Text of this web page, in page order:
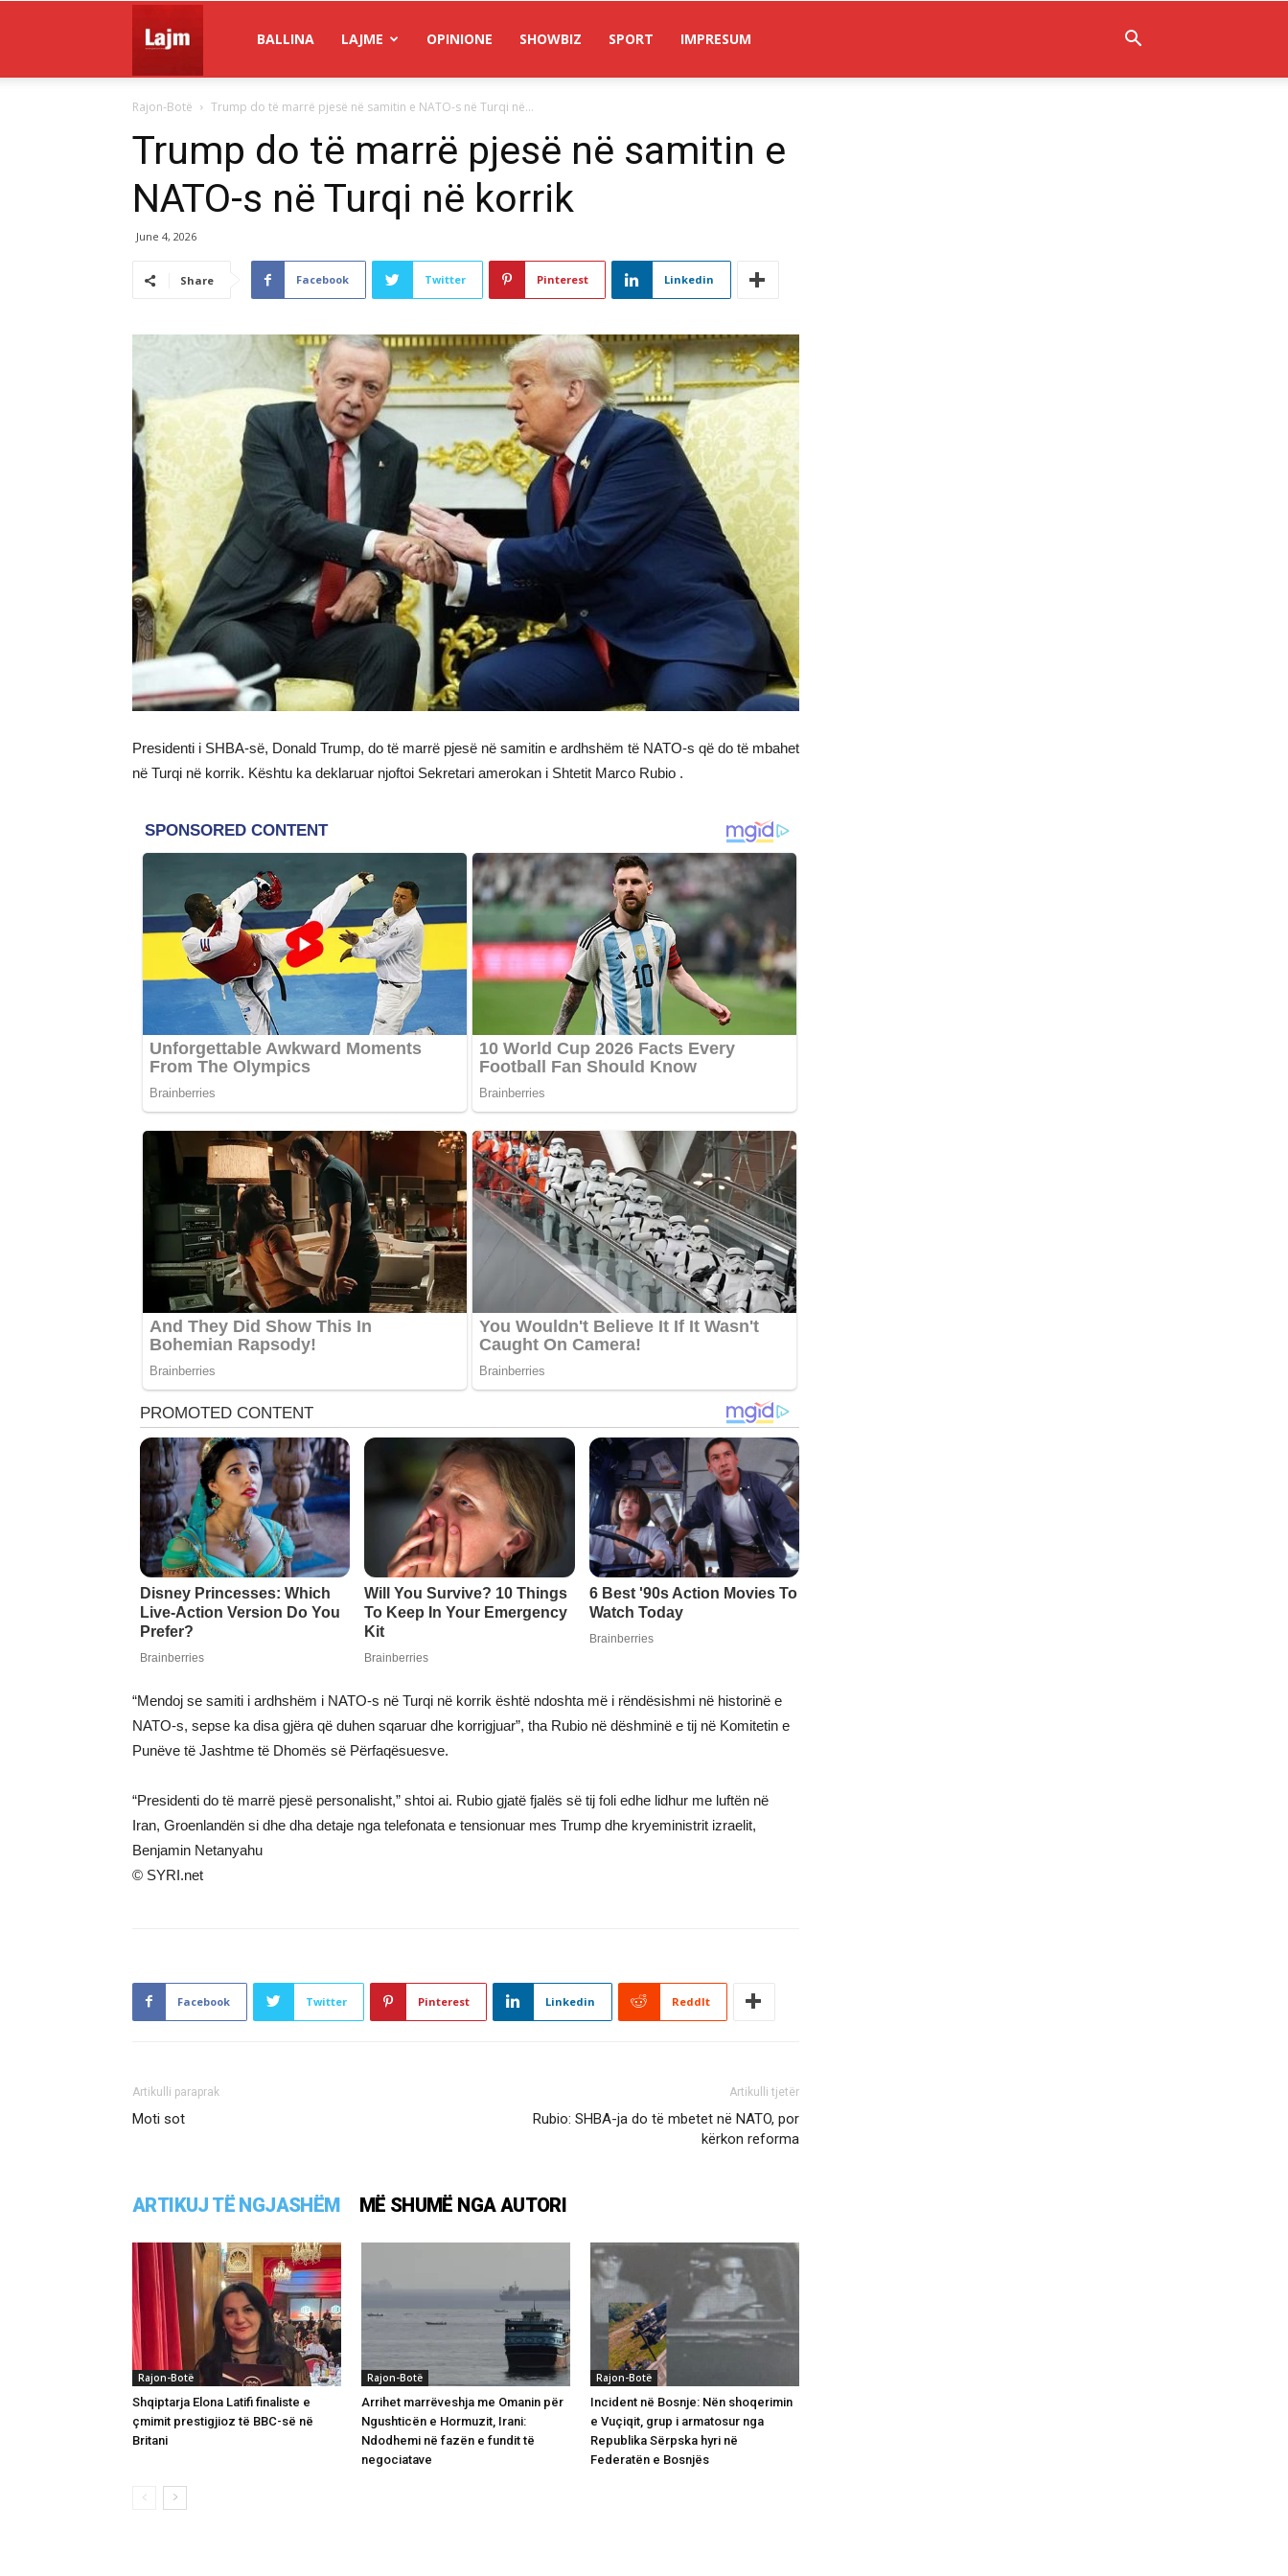
Lajm
BALLINA LAJME OPINIONE SHOWBIZ SPORT IMPRESUM
Rajon-Botë Trump do të marrë pjesë në samitin e NATO-s në Turqi në...
Trump do të marrë pjesë në samitin e
NATO-s në Turqi në korrik
June 4, 2026
Share Facebook Twitter Pinterest Linkedin
Presidenti i SHBA-së, Donald Trump, do të marrë pjesë në samitin e ardhshëm të NATO-s që do të mbahet
në Turqi në korrik. Kështu ka deklaruar njoftoi Sekretari amerokan i Shtetit Marco Rubio .
“Mendoj se samiti i ardhshëm i NATO-s në Turqi në korrik është ndoshta më i rëndësishmi në historinë e
NATO-s, sepse ka disa gjëra që duhen sqaruar dhe korrigjuar”, tha Rubio në dëshminë e tij në Komitetin e
Punëve të Jashtme të Dhomës së Përfaqësuesve.
“Presidenti do të marrë pjesë personalisht,” shtoi ai. Rubio gjatë fjalës së tij foli edhe lidhur me luftën në
Iran, Groenlandën si dhe dha detaje nga telefonata e tensionuar mes Trump dhe kryeministrit izraelit,
Benjamin Netanyahu
© SYRI.net
Facebook Twitter Pinterest Linkedin ReddIt
Artikulli paraprak
Moti sot
Artikulli tjetër
Rubio: SHBA-ja do të mbetet në NATO, por
kërkon reforma
ARTIKUJ TË NGJASHËM MË SHUMË NGA AUTORI
Rajon-Botë
Shqiptarja Elona Latifi finaliste e
çmimit prestigjioz të BBC-së në
Britani
Rajon-Botë
Arrihet marrëveshja me Omanin për
Ngushticën e Hormuzit, Irani:
Ndodhemi në fazën e fundit të
negociatave
Rajon-Botë
Incident në Bosnje: Nën shoqerimin
e Vuçiqit, grup i armatosur nga
Republika Sërpska hyri në
Federatën e Bosnjës